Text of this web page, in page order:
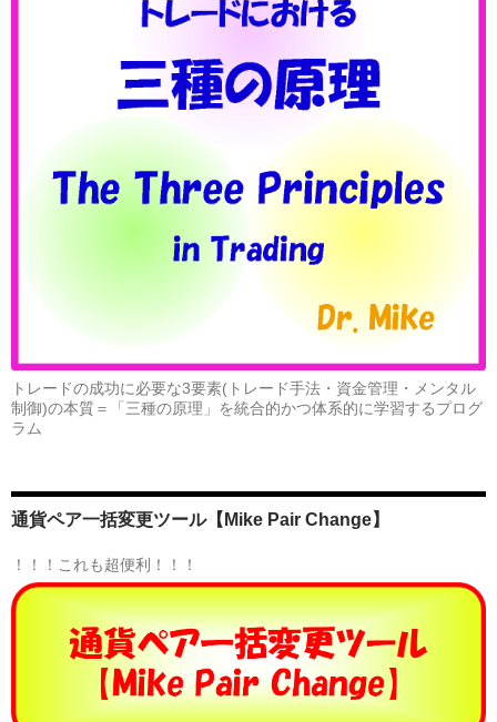
トレードの成功に必要な3要素(トレード手法・資金管理・メンタル
制御)の本質＝「三種の原理」を統合的かつ体系的に学習するプログ
ラム
通貨ペア一括変更ツール【Mike Pair Change】
！！！これも超便利！！！